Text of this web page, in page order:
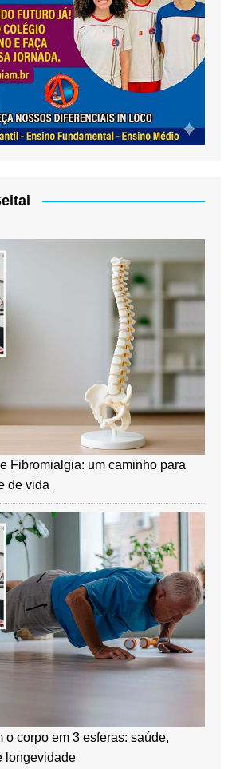
Fibromialgia: um caminho para
de vida
o corpo em 3 esferas: saúde,
longevidade